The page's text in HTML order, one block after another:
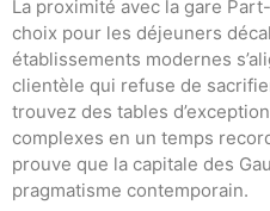
La proximité avec la gare
choix pour les déjeuners
établissements modernes
clientèle qui refuse de
trouvez des tables
complexes en un temps
prouve que la capitale des
pragmatisme contemporain.